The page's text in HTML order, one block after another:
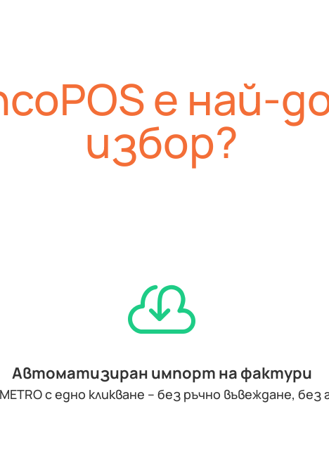
е най-
избор?

Автоматизиран импорт на фактури
с едно кликване – без ръчно въвеждане, без